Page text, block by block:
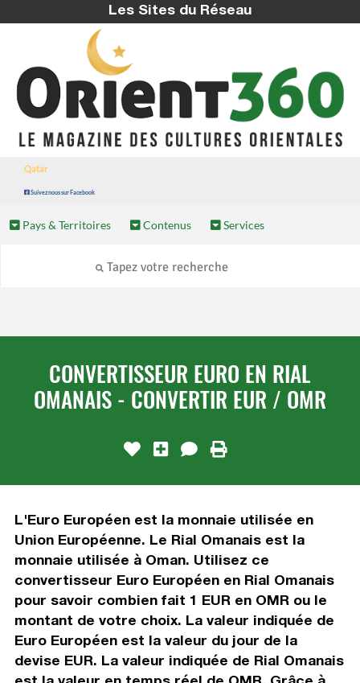
Les Sites du Réseau
Qatar
Suivez nous sur Facebook
Pays & Territoires Contenus Services
CONVERTISSEUR EURO EN RIAL
OMANAIS - CONVERTIR EUR / OMR
L'Euro Européen est la monnaie utilisée en
Union Européenne. Le Rial Omanais est la
monnaie utilisée à Oman. Utilisez ce
convertisseur Euro Européen en Rial Omanais
pour savoir combien fait 1 EUR en OMR ou le
montant de votre choix. La valeur indiquée de
Euro Européen est la valeur du jour de la
devise EUR. La valeur indiquée de Rial Omanais